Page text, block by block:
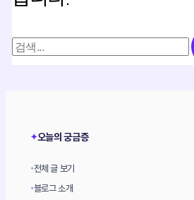
검
색
✦오늘의 궁금증
•전체 글 보기
•블로그 소개